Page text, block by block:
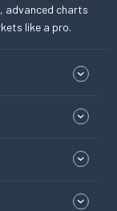
advanced charts
like a pro.